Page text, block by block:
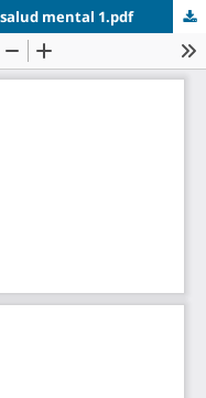
salud mental 1.pdf